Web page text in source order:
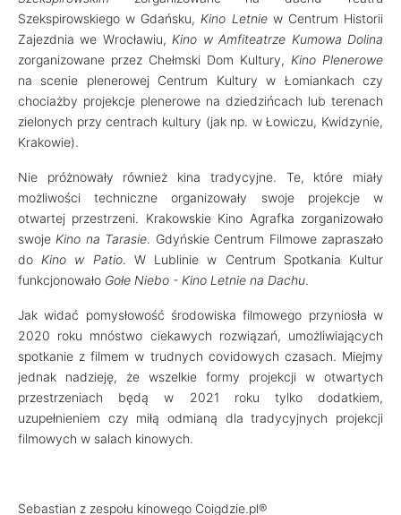
Szekspirowskiego w Gdańsku, Kino Letniew Centrum Historii
Zajezdnia we Wrocławiu, Kino w Amfiteatrze Kumowa Dolina
zorganizowane przez Chełmski Dom Kultury, Kino Plenerowe
na scenie plenerowej Centrum Kultury w Łomiankach czy
chociażby projekcje plenerowe na dziedzińcach lub terenach
zielonych przy centrach kultury (jak np. w Łowiczu, Kwidzynie,
Krakowie).
Nie próżnowały również kina tradycyjne. Te, które miały
możliwości techniczne organizowały swoje projekcje w
otwartej przestrzeni. Krakowskie Kino Agrafka zorganizowało
swoje Kino na Tarasie. Gdyńskie Centrum Filmowe zapraszało
do Kino w Patio. W Lublinie w Centrum Spotkania Kultur
funkcjonowało Gołe Niebo - Kino Letnie na Dachu.
Jak widać pomysłowość środowiska filmowego przyniosła w
2020 roku mnóstwo ciekawych rozwiązań, umożliwiających
spotkanie z filmem w trudnych covidowych czasach. Miejmy
jednak nadzieję, że wszelkie formy projekcji w otwartych
przestrzeniach będą w 2021 roku tylko dodatkiem,
uzupełnieniem czy miłą odmianą dla tradycyjnych projekcji
filmowych w salach kinowych.
Sebastian z zespołu kinowego Coigdzie.pl®